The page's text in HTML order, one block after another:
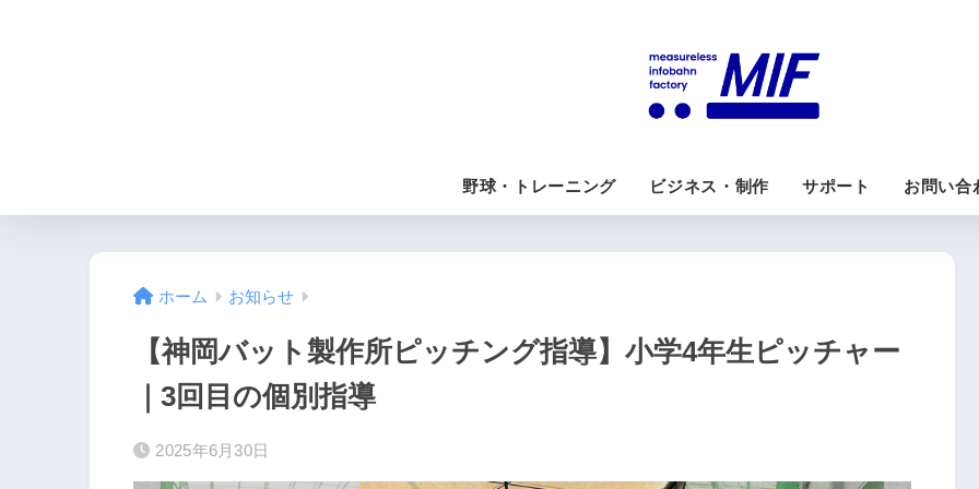
野球・トレーニング ビジネス・制作 サポート お問い合
ホーム お知らせ
【神岡バット製作所ピッチング指導】小学4年生ピッチャー
｜3回目の個別指導
2025年6月30日